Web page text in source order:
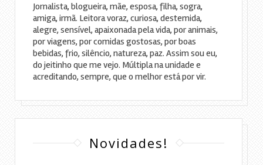
Jornalista, blogueira, mãe, esposa, filha, sogra,
amiga, irmã. Leitora voraz, curiosa, destemida,
alegre, sensível, apaixonada pela vida, por animais,
por viagens, por comidas gostosas, por boas
bebidas, frio, silêncio, natureza, paz. Assim sou eu,
do jeitinho que me vejo. Múltipla na unidade e
acreditando, sempre, que o melhor está por vir.
Novidades!